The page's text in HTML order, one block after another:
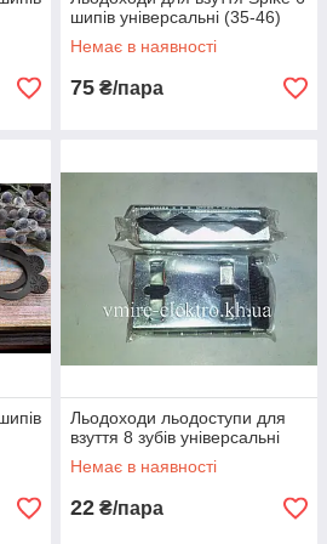
Купити →
шипа
льоду.
для
→
Електро»
шипів універсальні (35-46)
Немає в наявності
75 ₴/пара
Льодоходи льодоступи для
взуття 8 зубів універсальні
Немає в наявності
22 ₴/пара